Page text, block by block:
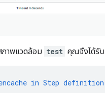
ภาพแวดล้อม test คุณจึงได้รั
in Step definition